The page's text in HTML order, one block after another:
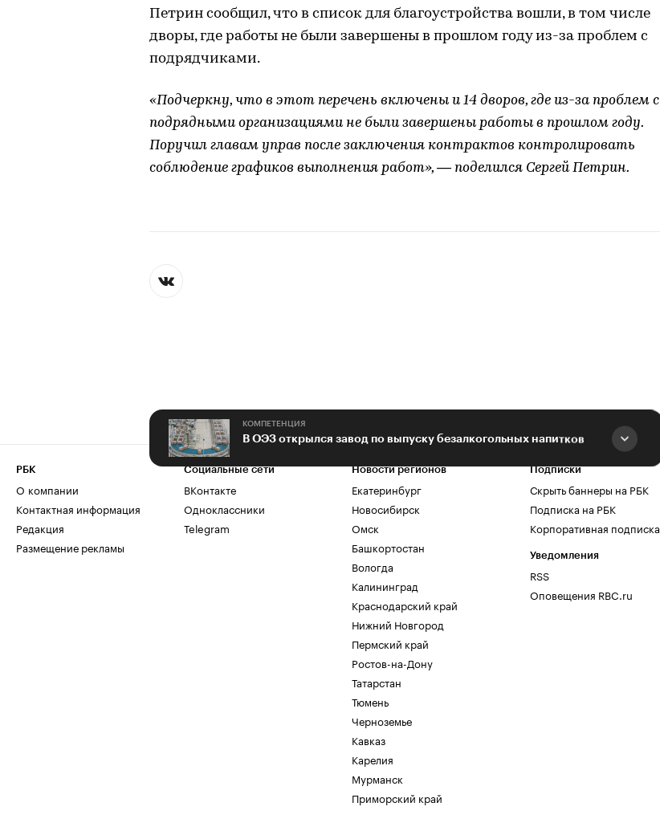
Петрин сообщил, что в список для благоустройства вошли, в том числе
дворы, где работы не были завершены в прошлом году из-за проблем с
подрядчиками.
«Подчеркну, что в этот перечень включены и 14 дворов, где из-за проблем с
подрядными организациями не были завершены работы в прошлом году.
Поручил главам управ после заключения контрактов контролировать
соблюдение графиков выполнения работ», — поделился Сергей Петрин.
КОМПЕТЕНЦИЯ
В ОЭЗ открылся завод по выпуску безалкогольных напитков
РБК
О компании
Контактная информация
Редакция
Размещение рекламы
Социальные сети
ВКонтакте
Одноклассники
Telegram
Новости регионов
Екатеринбург
Новосибирск
Омск
Башкортостан
Вологда
Калининград
Краснодарский край
Нижний Новгород
Пермский край
Ростов-на-Дону
Татарстан
Тюмень
Черноземье
Кавказ
Карелия
Мурманск
Приморский край
Подписки
Скрыть баннеры на РБК
Подписка на РБК
Корпоративная подписка
Уведомления
RSS
Оповещения RBC.ru